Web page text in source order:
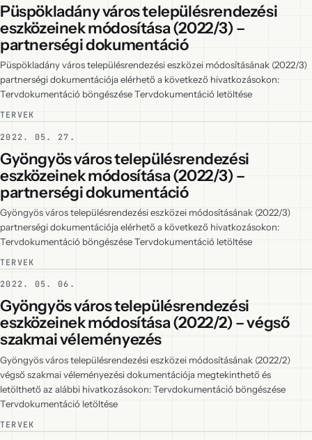
Püspökladány város településrendezési
eszközeinek módosítása (2022/3) –
partnerségi dokumentáció
Püspökladány város településrendezési eszközei módosításának (2022/3)
partnerségi dokumentációja elérhető a következő hivatkozásokon:
Tervdokumentáció böngészése Tervdokumentáció letöltése
TERVEK
2022. 05. 27.
Gyöngyös város településrendezési
eszközeinek módosítása (2022/3) –
partnerségi dokumentáció
Gyöngyös város településrendezési eszközei módosításának (2022/3)
partnerségi dokumentációja elérhető a következő hivatkozásokon:
Tervdokumentáció böngészése Tervdokumentáció letöltése
TERVEK
2022. 05. 06.
Gyöngyös város településrendezési
eszközeinek módosítása (2022/2) – végső
szakmai véleményezés
Gyöngyös város településrendezési eszközei módosításának (2022/2)
végső szakmai véleményezési dokumentációja megtekinthető és
letölthető az alábbi hivatkozásokon: Tervdokumentáció böngészése
Tervdokumentáció letöltése
TERVEK